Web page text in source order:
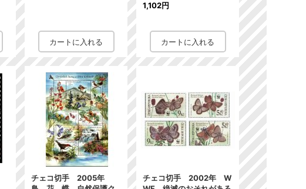
1,102円
チェコ切手 2005年
チェコ切手 2002年 W